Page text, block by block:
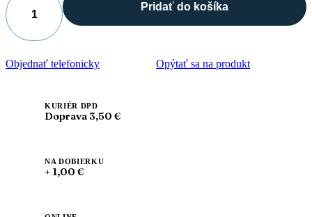
množstvo
Inhalátor
OMRON
MicroAIR
(U100)
Pridať do košíka
Objednať telefonicky Opýtať sa na produkt
KURIÉR DPD
Doprava 3,50 €
NA DOBIERKU
+ 1,00 €